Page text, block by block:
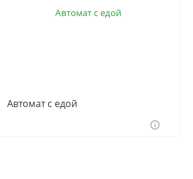
Автомат с едой